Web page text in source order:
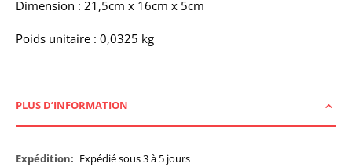
Dimension : 21,5cm x 16cm x 5cm
Poids unitaire : 0,0325 kg
PLUS D’INFORMATION
Plus
Expédié sous 3 à 5 jours